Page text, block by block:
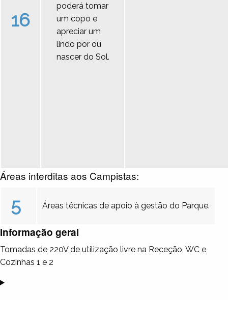
16
poderá tomar
um copo e
apreciar um
lindo por ou
nascer do Sol.
Áreas interditas aos Campistas:
5 Áreas técnicas de apoio à gestão do Parque.
Informação geral
Tomadas de 220V de utilização livre na Receção, WC e
Cozinhas 1 e 2